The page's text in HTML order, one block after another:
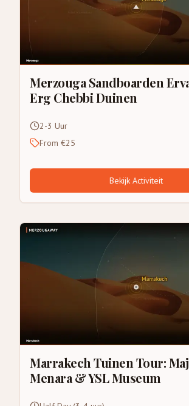
Merzouga Sandboarden
Erg Chebbi Duinen
2-3 Uur
From €25
Bekijk Activiteit
Marrakech Tuinen Tour:
Menara & YSL Museum